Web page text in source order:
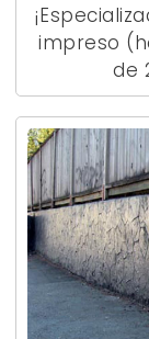
impreso
de